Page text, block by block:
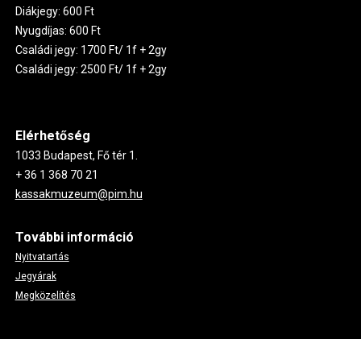
Diákjegy: 600 Ft
Nyugdíjas: 600 Ft
Családi jegy: 1700 Ft/ 1f + 2gy
Családi jegy: 2500 Ft/ 1f + 2gy
Elérhetőség
1033 Budapest, Fő tér 1.
+ 36 1 368 70 21
kassakmuzeum@pim.hu
További információ
Nyitvatartás
Jegyárak
Megközelítés